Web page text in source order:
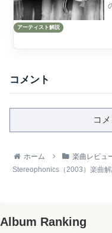
アーティスト解説
コメント
コ
ホーム 楽曲レビュ
Stereophonics（2003）楽曲
Album Ranking